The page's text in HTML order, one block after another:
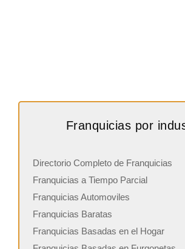
Franquicias por
Directorio Completo de Franquicias
Franquicias a Tiempo Parcial
Franquicias Automoviles
Franquicias Baratas
Franquicias Basadas en el Hogar